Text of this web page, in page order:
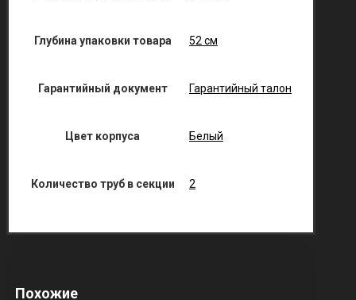
Глубина упаковки товара 52 см
Гарантийный документ Гарантийный талон
Цвет корпуса Белый
Количество труб в секции 2
Похожие